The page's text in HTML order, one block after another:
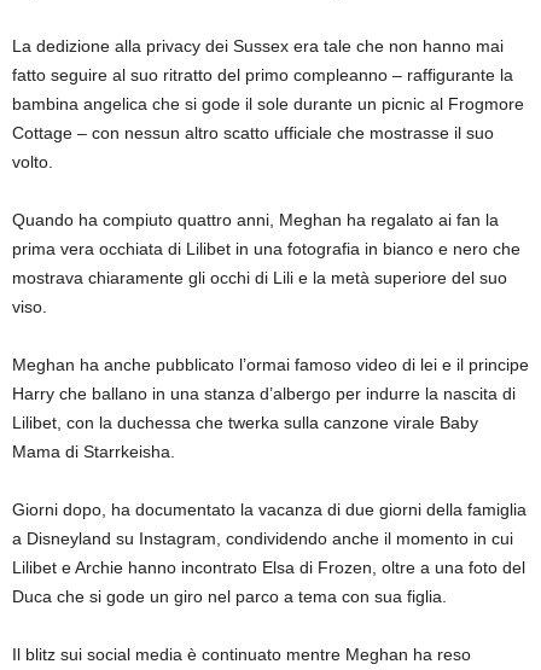
La dedizione alla privacy dei Sussex era tale che non hanno mai
fatto seguire al suo ritratto del primo compleanno – raffigurante la
bambina angelica che si gode il sole durante un picnic al Frogmore
Cottage – con nessun altro scatto ufficiale che mostrasse il suo
volto.
Quando ha compiuto quattro anni, Meghan ha regalato ai fan la
prima vera occhiata di Lilibet in una fotografia in bianco e nero che
mostrava chiaramente gli occhi di Lili e la metà superiore del suo
viso.
Meghan ha anche pubblicato l’ormai famoso video di lei e il principe
Harry che ballano in una stanza d’albergo per indurre la nascita di
Lilibet, con la duchessa che twerka sulla canzone virale Baby
Mama di Starrkeisha.
Giorni dopo, ha documentato la vacanza di due giorni della famiglia
a Disneyland su Instagram, condividendo anche il momento in cui
Lilibet e Archie hanno incontrato Elsa di Frozen, oltre a una foto del
Duca che si gode un giro nel parco a tema con sua figlia.
Il blitz sui social media è continuato mentre Meghan ha reso